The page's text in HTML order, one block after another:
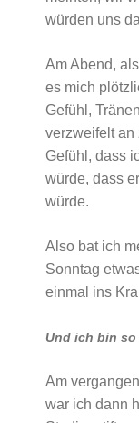
würden uns
Am Abend,
es mich
Gefühl,
verzweifelt an
Gefühl, dass
würde, dass
würde.
Also bat ich
Sonntag
einmal ins
Und ich bin
Am
war ich dann